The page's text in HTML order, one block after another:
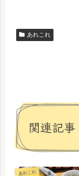
あれこれ
関連記事
あれこれ